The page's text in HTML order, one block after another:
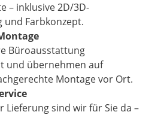
– inklusive 2D/3D-
und Farbkonzept.
Büroausstattung
und übernehmen auf
Montage vor Ort.
Lieferung sind wir für Sie da –